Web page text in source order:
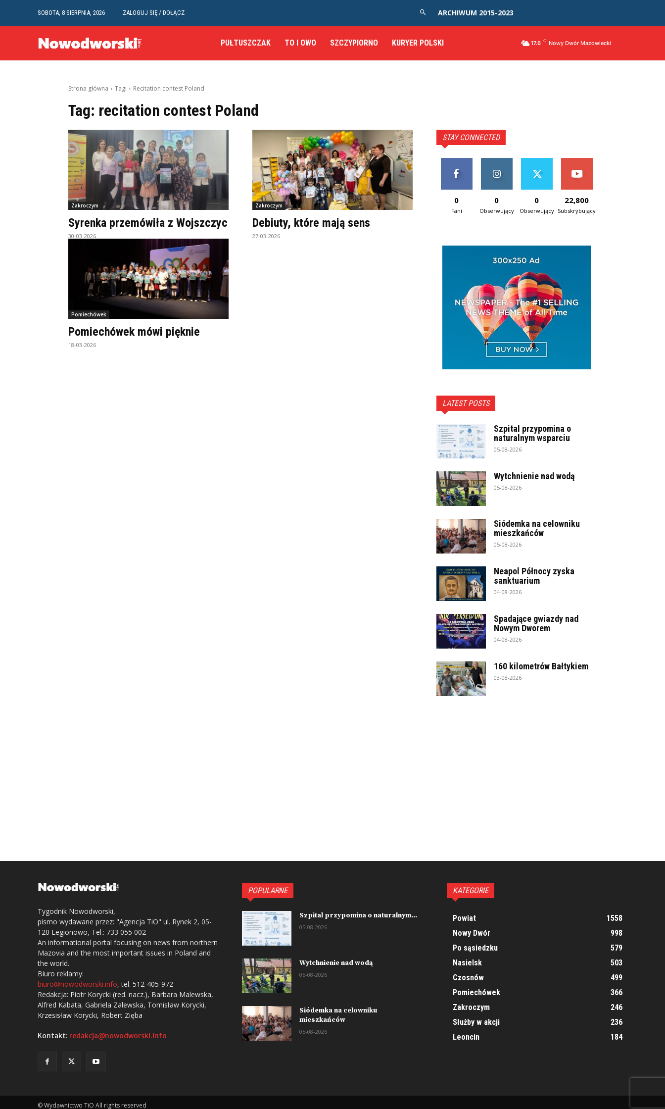
SOBOTA, 8 SIERPNIA, 2026 ZALOGUJ SIĘ / DOŁĄCZ ARCHIWUM 2015-2023
PUŁTUSZCZAK TO I OWO SZCZYPIORNO KURYER POLSKI 17.6 C Nowy Dwór Mazowiecki
Strona główna Tagi Recitation contest Poland
Tag: recitation contest Poland
Zakroczym
Syrenka przemówiła z Wojszczyc
30-03-2026
Zakroczym
Debiuty, które mają sens
27-03-2026
Pomiechówek
Pomiechówek mówi pięknie
18-03-2026
STAY CONNECTED
0
Fani
0
Obserwujący
0
Obserwujący
22,800
Subskrybujący
LATEST POSTS
Szpital przypomina o
naturalnym wsparciu
05-08-2026
Wytchnienie nad wodą
05-08-2026
Siódemka na celowniku
mieszkańców
05-08-2026
Neapol Północy zyska
sanktuarium
04-08-2026
Spadające gwiazdy nad
Nowym Dworem
04-08-2026
160 kilometrów Bałtykiem
03-08-2026
Tygodnik Nowodworski,
pismo wydawane przez: "Agencja TiO" ul. Rynek 2, 05-
120 Legionowo, Tel.: 733 055 002
An informational portal focusing on news from northern
Mazovia and the most important issues in Poland and
the world.
Biuro reklamy:
biuro@nowodworski.info, tel. 512-405-972
Redakcja: Piotr Korycki (red. nacz.), Barbara Malewska,
Alfred Kabata, Gabriela Zalewska, Tomisław Korycki,
Krzesisław Korycki, Robert Zięba
Kontakt: redakcja@nowodworski.info
POPULARNE
Szpital przypomina o naturalnym...
05-08-2026
Wytchnienie nad wodą
05-08-2026
Siódemka na celowniku
mieszkańców
05-08-2026
KATEGORIE
Powiat
1558
Nowy Dwór
998
Po sąsiedzku
579
Nasielsk
503
Czosnów
499
Pomiechówek
366
Zakroczym
246
Służby w akcji
236
Leoncin
184
© Wydawnictwo TiO All rights reserved